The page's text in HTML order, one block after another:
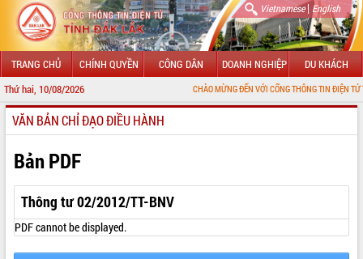
Vietnamese| English
TRANG CHỦ CHÍNH QUYỀN CÔNG DÂN DOANH NGHIỆP DU KHÁCH
Thứ hai, 10/08/2026 CHÀO MỪNG ĐẾN VỚI CỔNG THÔNG TIN ĐIỆN TỬ TỈNH ĐẮK
GIỚI THIỆU
LÃNH ĐẠO UBND TỈNH
TIN TỨC SỰ KIỆN
SỞ, BAN, NGÀNH
UBND CÁC XÃ, PHƯỜNG
VĂN BẢN CHỈ ĐẠO ĐIỀU HÀNH
Bản PDF
Thông tư 02/2012/TT-BNV
PDF cannot be displayed.